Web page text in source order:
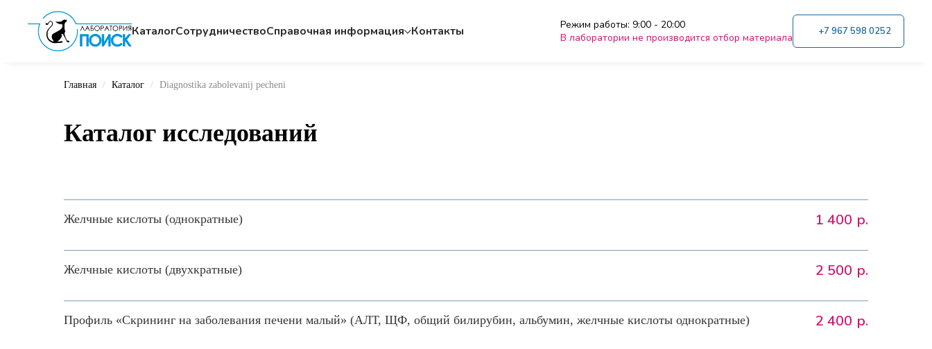
КаталогСотрудничествоCправочная информация Контакты
Режим работы: 9:00 - 20:00
В лаборатории не производится отбор материала
+7 967 598 0252
Главная Каталог Diagnostika zabolevanij pecheni
Каталог исследований
Желчные кислоты (однократные) 1 400 р.
Желчные кислоты (двухкратные) 2 500 р.
Профиль «Скрининг на заболевания печени малый» (АЛТ, ЩФ, общий билирубин, альбумин, желчные кислоты однократные) 2 400 р.